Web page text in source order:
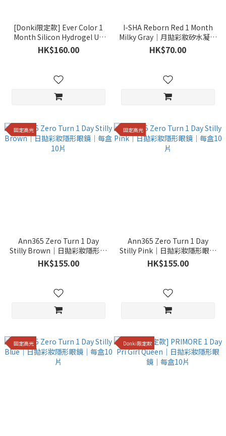
[Donki限定款] Ever Color 1
Month Silicon Hydrogel UV
Bubble Sugar｜月拋矽水凝膠
彩妝隱形眼鏡｜每盒2片
HK$160.00
I-SHA Reborn Red 1 Month
Milky Gray｜月拋彩妝矽水凝膠
隱形眼鏡｜每盒1片
HK$70.00
固定高光
Ann365 Zero Turn 1 Day
Stilly Brown｜日拋彩妝隱形眼
鏡｜每盒10片
HK$155.00
固定高光
Ann365 Zero Turn 1 Day
Stilly Pink｜日拋彩妝隱形眼鏡
｜每盒10片
HK$155.00
固定高光 Donki限定款